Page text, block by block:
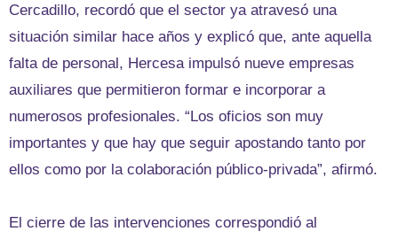
Cercadillo, recordó que el sector ya atravesó una
situación similar hace años y explicó que, ante aquella
falta de personal, Hercesa impulsó nueve empresas
auxiliares que permitieron formar e incorporar a
numerosos profesionales. “Los oficios son muy
importantes y que hay que seguir apostando tanto por
ellos como por la colaboración público-privada”, afirmó.
El cierre de las intervenciones correspondió al